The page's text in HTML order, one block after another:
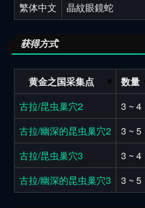
繁体中文
晶紋眼鏡蛇
获得方式
黄金之国采集点 数量
古拉/昆虫巢穴2
3 ~ 4
古拉/幽深的昆虫巢穴2
3 ~ 5
古拉/昆虫巢穴3
3 ~ 4
古拉/幽深的昆虫巢穴3
3 ~ 5